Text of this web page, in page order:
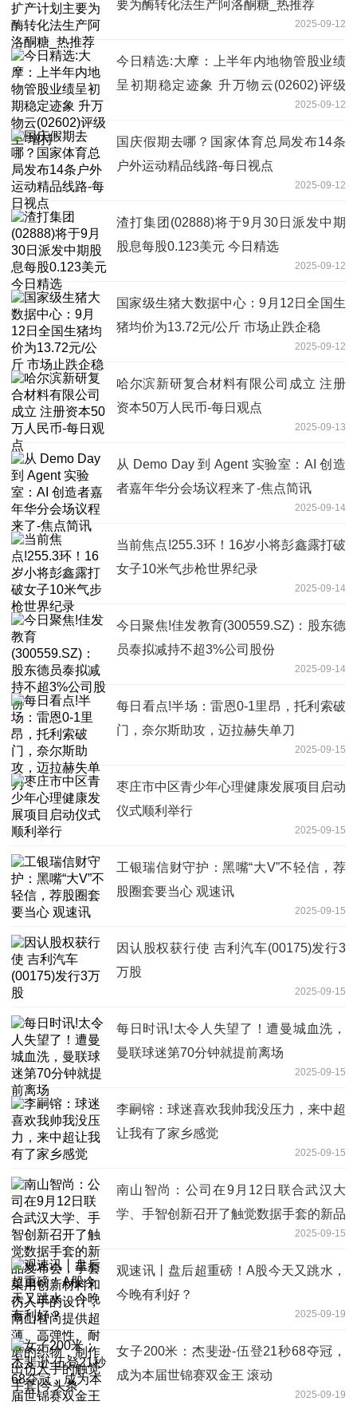
要为酶转化法生产阿洛酮糖_热推荐
2025-09-12
今日精选:大摩：上半年内地物管股业绩
呈初期稳定迹象 升万物云(02602)评级
2025-09-12
国庆假期去哪？国家体育总局发布14条
户外运动精品线路-每日视点
2025-09-12
渣打集团(02888)将于9月30日派发中期
股息每股0.123美元 今日精选
2025-09-12
国家级生猪大数据中心：9月12日全国生
猪均价为13.72元/公斤 市场止跌企稳
2025-09-12
哈尔滨新研复合材料有限公司成立 注册
资本50万人民币-每日观点
2025-09-13
从 Demo Day 到 Agent 实验室：AI 创造
者嘉年华分会场议程来了-焦点简讯
2025-09-14
当前焦点!255.3环！16岁小将彭鑫露打破
女子10米气步枪世界纪录
2025-09-14
今日聚焦!佳发教育(300559.SZ)：股东德
员泰拟减持不超3%公司股份
2025-09-14
每日看点!半场：雷恩0-1里昂，托利索破
门，奈尔斯助攻，迈拉赫失单刀
2025-09-15
枣庄市中区青少年心理健康发展项目启动
仪式顺利举行
2025-09-15
工银瑞信财守护：黑嘴“大V”不轻信，荐
股圈套要当心 观速讯
2025-09-15
因认股权获行使 吉利汽车(00175)发行3
万股
2025-09-15
每日时讯!太令人失望了！遭曼城血洗，
曼联球迷第70分钟就提前离场
2025-09-15
李嗣镕：球迷喜欢我帅我没压力，来中超
让我有了家乡感觉
2025-09-15
南山智尚：公司在9月12日联合武汉大
学、手智创新召开了触觉数据手套的新品
发布会，手套采用创新材料和仿人手的设
计，南山智尚提供超薄、高弹性、耐磨的
织物，制作出仿人手的触觉手套|今头条
2025-09-15
观速讯丨盘后超重磅！A股今天又跳水，
今晚有利好？
2025-09-19
女子200米：杰斐逊-伍登21秒68夺冠，
成为本届世锦赛双金王 滚动
2025-09-19